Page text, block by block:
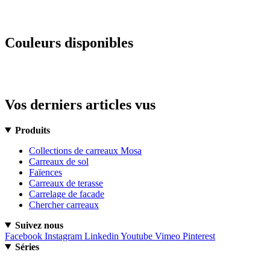
Couleurs disponibles
Vos derniers articles vus
Produits
Collections de carreaux Mosa
Carreaux de sol
Faïences
Carreaux de terasse
Carrelage de facade
Chercher carreaux
Suivez nous
Facebook Instagram Linkedin Youtube Vimeo Pinterest
Séries